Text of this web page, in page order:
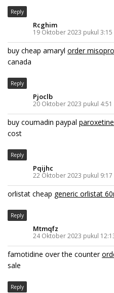
Reply
Rcghim
19 Oktober 2023 pukul 3:15
buy cheap amaryl order
canada
Reply
Pjoclb
20 Oktober 2023 pukul 4:51
buy coumadin paypal
cost
Reply
Pqijhc
22 Oktober 2023 pukul 9:17
orlistat cheap generic orlistat
Reply
Mtmqfz
24 Oktober 2023 pukul
famotidine over the counter
sale
Reply